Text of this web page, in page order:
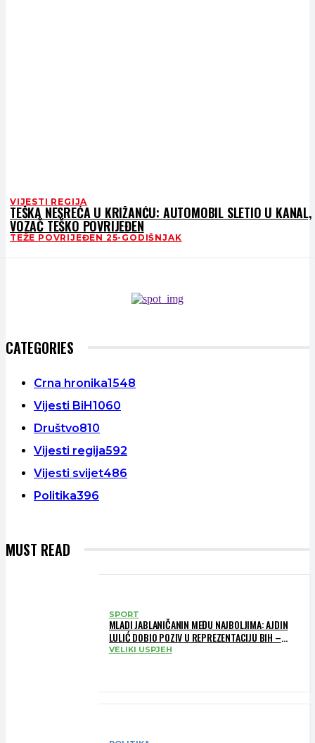
VIJESTI REGIJA
TEŠKA NESREĆA U KRIŽANĆU: AUTOMOBIL SLETIO U KANAL,
VOZAČ TEŠKO POVRIJEĐEN
TEŽE POVRIJEĐEN 25-GODIŠNJAK
CATEGORIES
Crna hronika1548
Vijesti BiH1060
Društvo810
Vijesti regija592
Vijesti svijet486
Politika396
MUST READ
SPORT
MLADI JABLANIČANIN MEĐU NAJBOLJIMA: AJDIN
LULIĆ DOBIO POZIV U REPREZENTACIJU BIH –
BRANIT ĆE BOJE BIH NA SLOVENIA BALL
VELIKI USPJEH